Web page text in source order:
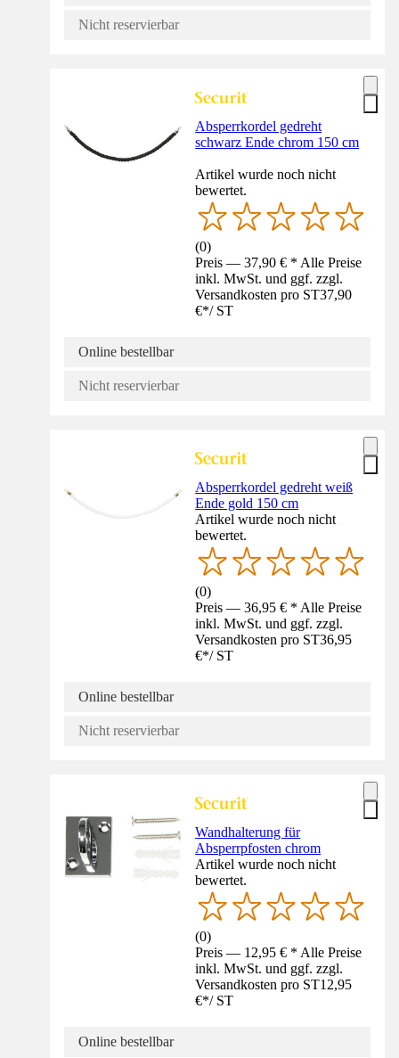
Nicht reservierbar
Absperrkordel gedreht
schwarz Ende chrom 150 cm
Artikel wurde noch nicht
bewertet.
(0)
Preis — 37,90 € * Alle Preise
inkl. MwSt. und ggf. zzgl.
Versandkosten pro ST37,90
€*/ ST
Online bestellbar
Nicht reservierbar
Absperrkordel gedreht weiß
Ende gold 150 cm
Artikel wurde noch nicht
bewertet.
(0)
Preis — 36,95 € * Alle Preise
inkl. MwSt. und ggf. zzgl.
Versandkosten pro ST36,95
€*/ ST
Online bestellbar
Nicht reservierbar
Wandhalterung für
Absperrpfosten chrom
Artikel wurde noch nicht
bewertet.
(0)
Preis — 12,95 € * Alle Preise
inkl. MwSt. und ggf. zzgl.
Versandkosten pro ST12,95
€*/ ST
Online bestellbar